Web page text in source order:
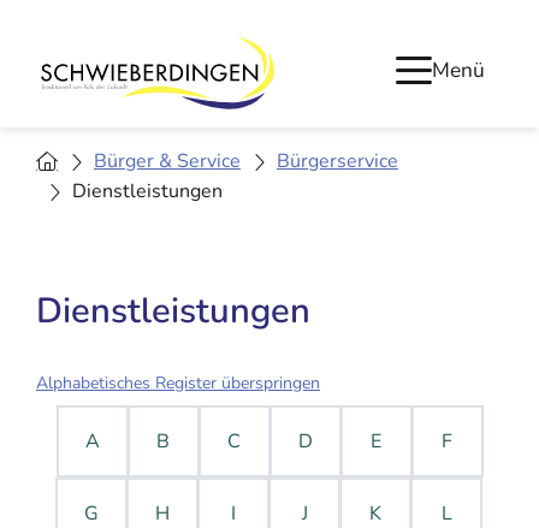
Menü
Bürger & Service
Bürgerservice
Dienstleistungen
Dienstleistungen
Alphabetisches Register überspringen
A B C D E F
G H I J K L